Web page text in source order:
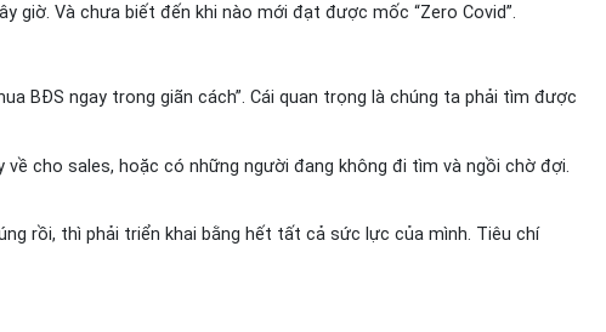
giờ. Và chưa biết đến khi nào mới đạt được mốc “Zero Covid”.
BĐS ngay trong giãn cách”. Cái quan trọng là chúng ta phải tìm được
cho sales, hoặc có những người đang không đi tìm và ngồi chờ đợi.
rồi, thì phải triển khai bằng hết tất cả sức lực của mình. Tiêu chí